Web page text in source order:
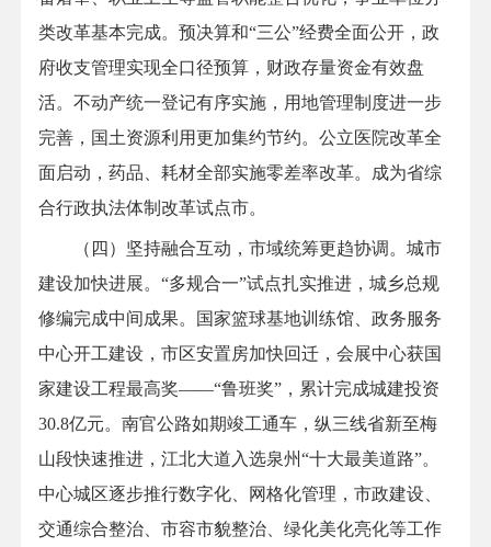
类改革基本完成。预决算和“三公”经费全面公开，政
府收支管理实现全口径预算，财政存量资金有效盘
活。不动产统一登记有序实施，用地管理制度进一步
完善，国土资源利用更加集约节约。公立医院改革全
面启动，药品、耗材全部实施零差率改革。成为省综
合行政执法体制改革试点市。
（四）坚持融合互动，市域统筹更趋协调。城市
建设加快进展。“多规合一”试点扎实推进，城乡总规
修编完成中间成果。国家篮球基地训练馆、政务服务
中心开工建设，市区安置房加快回迁，会展中心获国
家建设工程最高奖——“鲁班奖”，累计完成城建投资
30.8亿元。南官公路如期竣工通车，纵三线省新至梅
山段快速推进，江北大道入选泉州“十大最美道路”。
中心城区逐步推行数字化、网格化管理，市政建设、
交通综合整治、市容市貌整治、绿化美化亮化等工作